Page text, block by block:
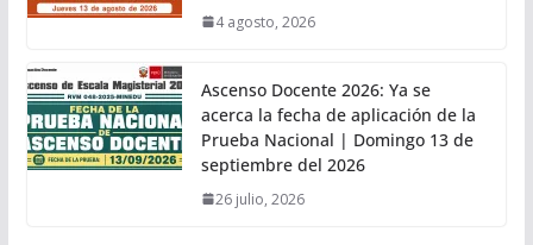
4 agosto, 2026
Ascenso Docente 2026: Ya se
acerca la fecha de aplicación de la
Prueba Nacional | Domingo 13 de
septiembre del 2026
26 julio, 2026